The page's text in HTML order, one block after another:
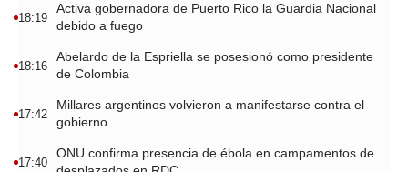
18:19
Activa gobernadora de Puerto Rico la Guardia Nacional
debido a fuego
18:16
Abelardo de la Espriella se posesionó como presidente
de Colombia
17:42
Millares argentinos volvieron a manifestarse contra el
gobierno
17:40
ONU confirma presencia de ébola en campamentos de